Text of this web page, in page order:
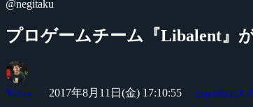
@negitaku
プロゲームチーム『Libalent』
Yossy 2017年8月11日(金) 17:10:55 esports(eス